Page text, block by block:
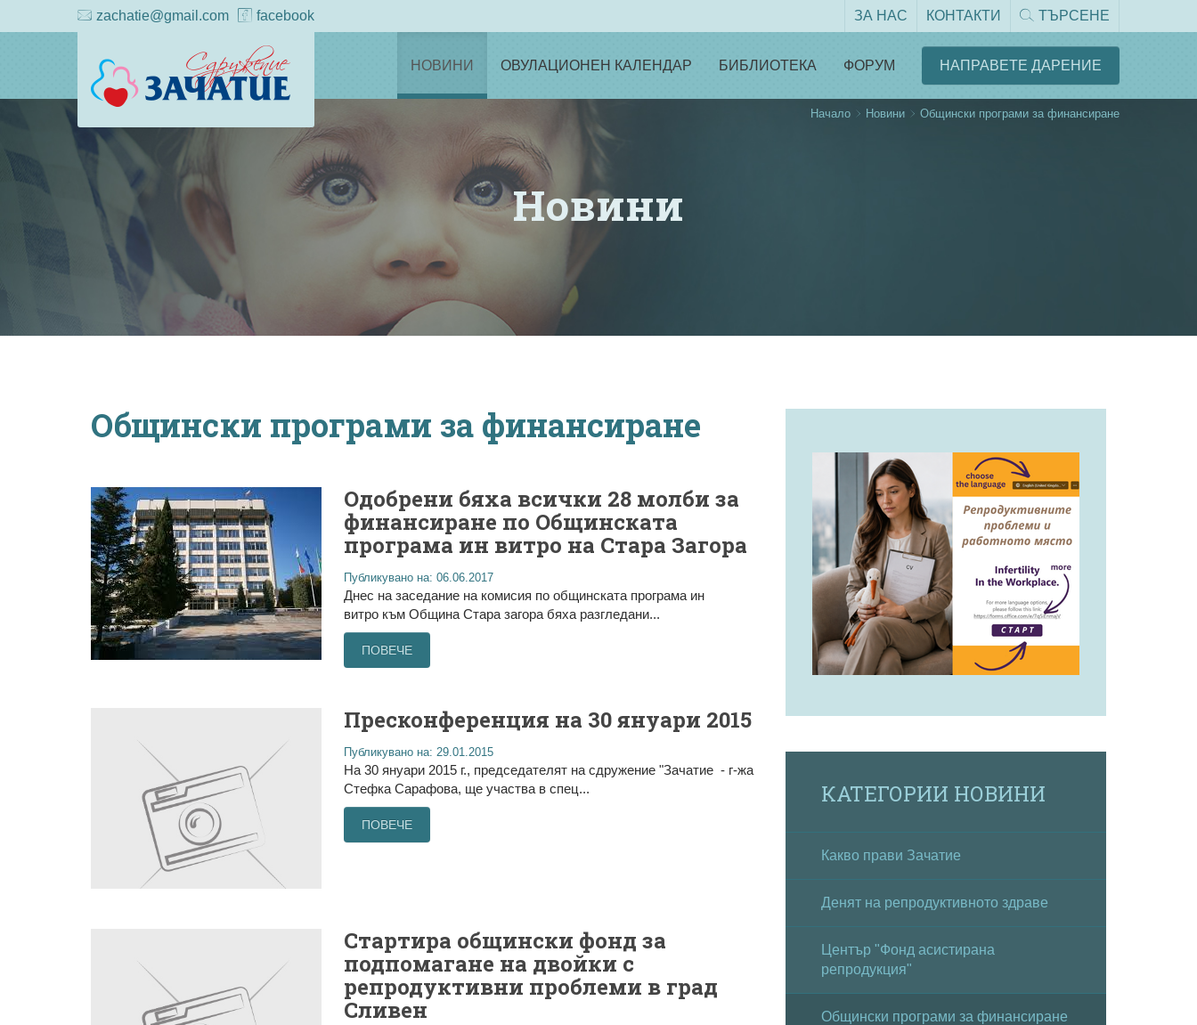
zachatie@gmail.com facebook ЗА НАС КОНТАКТИ ТЪРСЕНЕ
НОВИНИ ОВУЛАЦИОНЕН КАЛЕНДАР БИБЛИОТЕКА ФОРУМ НАПРАВЕТЕ ДАРЕНИЕ
Начало Новини Общински програми за финансиране
Новини
Общински програми за финансиране
Одобрени бяха всички 28 молби за
финансиране по Общинската
програма ин витро на Стара Загора
Публикувано на: 06.06.2017
Днес на заседание на комисия по oбщинската програма ин
витро към Община Стара загора бяха разгледани...
ПОВЕЧЕ
Пресконференция на 30 януари 2015
Публикувано на: 29.01.2015
На 30 януари 2015 г., председателят на сдружение "Зачатие - г-жа
Стефка Сарафова, ще участва в спец...
ПОВЕЧЕ
Стартира общински фонд за
подпомагане на двойки с
репродуктивни проблеми в град
Сливен
КАТЕГОРИИ НОВИНИ
Какво прави Зачатие
Денят на репродуктивното здраве
Център "Фонд асистирана
репродукция"
Общински програми за финансиране